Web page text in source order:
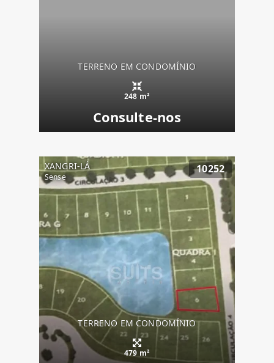
TERRENO EM CONDOMÍNIO
248 m²
Consulte-nos
XANGRI-LÁ
Sense
10252
TERRENO EM CONDOMÍNIO
479 m²